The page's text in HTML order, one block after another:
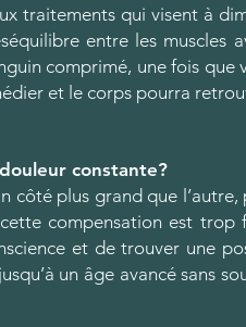
traitements qui visent à
entre les muscles
comprimé, une fois
et le corps pourra
constante?
côté plus grand que
compensation est
et de trouver une
un âge avancé sans